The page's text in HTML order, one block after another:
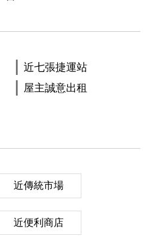
近七張捷運站
屋主誠意出租
近傳統市場
近便利商店